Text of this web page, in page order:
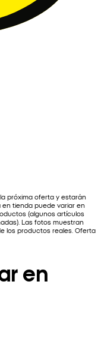
próxima oferta y estarán
tienda puede variar en
(algunos artículos
Las fotos muestran
los productos reales. Oferta
en